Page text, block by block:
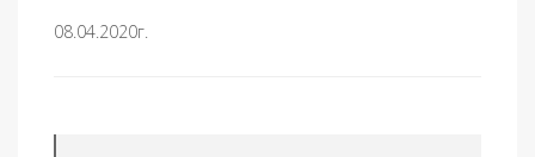
08.04.2020г.